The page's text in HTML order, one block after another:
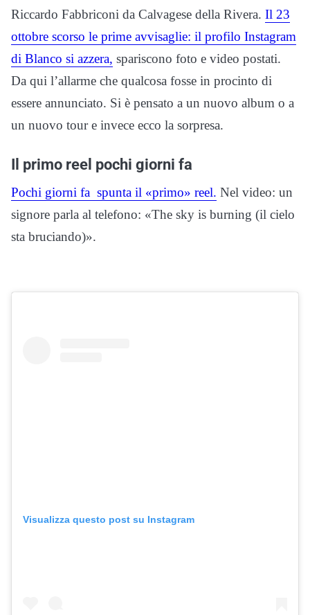
Riccardo Fabbriconi da Calvagese della Rivera. Il 23
ottobre scorso le prime avvisaglie: il profilo Instagram
di Blanco si azzera, spariscono foto e video postati.
Da qui l’allarme che qualcosa fosse in procinto di
essere annunciato. Si è pensato a un nuovo album o a
un nuovo tour e invece ecco la sorpresa.
Il primo reel pochi giorni fa
Pochi giorni fa spunta il «primo» reel. Nel video: un
signore parla al telefono: «The sky is burning (il cielo
sta bruciando)».
Visualizza questo post su Instagram